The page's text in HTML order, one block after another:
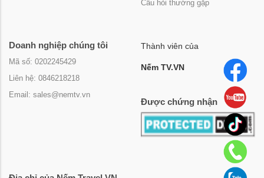
Câu hỏi thường gặp
Doanh nghiệp chúng tôi
Mã số: 0202245429
Liên hệ: 0846218218
Email: sales@nemtv.vn
Thành viên của
Nếm TV.VN
Được chứng nhận